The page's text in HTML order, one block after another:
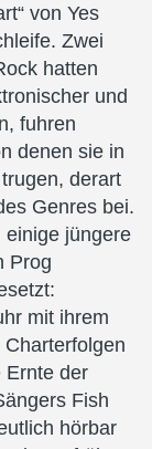
von Yes
Zwei
hatten
und
fuhren
denen sie in
derart
Genres bei.
einige jüngere
Prog
mit ihrem
Charterfolgen
Ernte der
Fish
hörbar